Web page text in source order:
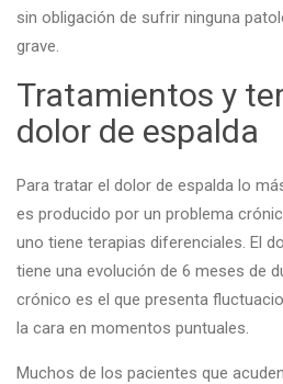
sin obligación de sufrir ninguna
grave.
Tratamientos y
dolor de espalda
Para tratar el dolor de espalda lo
es producido por un problema
uno tiene terapias diferenciales. El
tiene una evolución de 6 meses de
crónico es el que presenta
la cara en momentos puntuales.
Muchos de los pacientes que